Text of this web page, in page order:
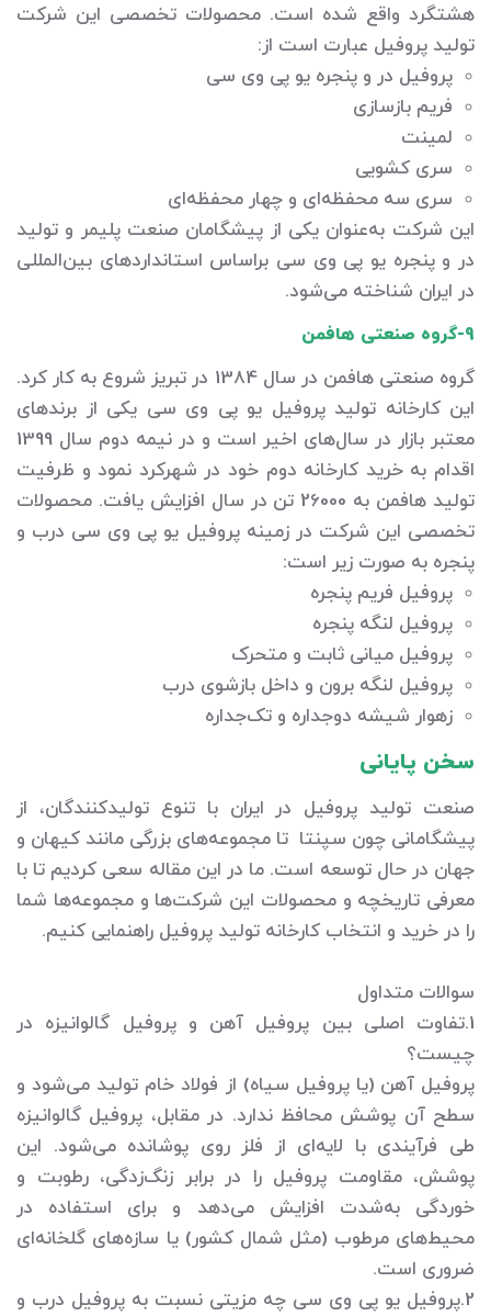
هشتگرد واقع شده است. محصولات تخصصی این شرکت
تولید پروفیل عبارت است از:
پروفیل در و پنجره یو پی وی سی
فریم بازسازی
لمینت
سری کشویی
سری سه محفظه‌ای و چهار محفظه‌ای
این شرکت به‌عنوان یکی از پیشگامان صنعت پلیمر و تولید
در و پنجره یو پی وی سی براساس استانداردهای بین‌المللی
در ایران شناخته می‌شود.
9-گروه صنعتی هافمن
گروه صنعتی هافمن در سال 1384 در تبریز شروع به کار کرد.
این کارخانه تولید پروفیل یو پی وی سی یکی از برندهای
معتبر بازار در سال‌های اخیر است و در نیمه دوم سال 1399
اقدام به خرید کارخانه دوم خود در شهرکرد نمود و ظرفیت
تولید هافمن به 26000 تن در سال افزایش یافت. محصولات
تخصصی این شرکت در زمینه پروفیل یو پی وی سی درب و
پنجره به صورت زیر است:
پروفیل فریم پنجره
پروفیل لنگه پنجره
پروفیل میانی ثابت و متحرک
پروفیل لنگه برون و داخل بازشوی درب
زهوار شیشه دوجداره و تک‌جداره
سخن پایانی
صنعت تولید پروفیل در ایران با تنوع تولیدکنندگان، از
پیشگامانی چون سپنتا تا مجموعه‌های بزرگی مانند کیهان و
جهان در حال توسعه است. ما در این مقاله سعی کردیم تا با
معرفی تاریخچه و محصولات این شرکت‌ها و مجموعه‌ها شما
را در خرید و انتخاب کارخانه تولید پروفیل راهنمایی کنیم.
سوالات متداول
1.تفاوت اصلی بین پروفیل آهن و پروفیل گالوانیزه در
چیست؟
پروفیل آهن (یا پروفیل سیاه) از فولاد خام تولید می‌شود و
سطح آن پوشش محافظ ندارد. در مقابل، پروفیل گالوانیزه
طی فرآیندی با لایه‌ای از فلز روی پوشانده می‌شود. این
پوشش، مقاومت پروفیل را در برابر زنگ‌زدگی، رطوبت و
خوردگی به‌شدت افزایش می‌دهد و برای استفاده در
محیط‌های مرطوب (مثل شمال کشور) یا سازه‌های گلخانه‌ای
ضروری است.
2.پروفیل یو پی وی سی چه مزیتی نسبت به پروفیل درب و